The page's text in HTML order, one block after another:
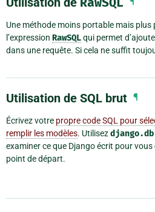
Une méthode moins portable mais plus
l’expression RawSQLqui permet
dans une requête. Si cela ne suffit
Utilisation de SQL brut ¶
Écrivez votre propre code SQL pour
remplir les modèles. Utilisez
examiner ce que Django écrit pour
point de départ.